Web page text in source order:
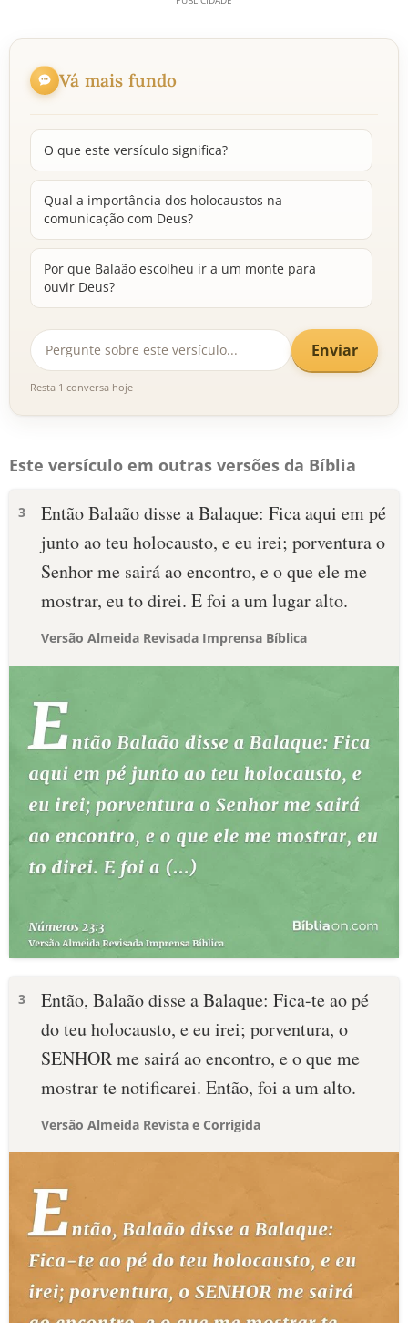
Vá mais fundo
O que este versículo significa?
Qual a importância dos holocaustos na
comunicação com Deus?
Por que Balaão escolheu ir a um monte para
ouvir Deus?
Enviar
Resta 1 conversa hoje
Este versículo em outras versões da Bíblia
3
Então Balaão disse a Balaque: Fica aqui em pé
junto ao teu holocausto, e eu irei; porventura o
Senhor me sairá ao encontro, e o que ele me
mostrar, eu to direi. E foi a um lugar alto.
Versão Almeida Revisada Imprensa Bíblica
3
Então, Balaão disse a Balaque: Fica-te ao pé
do teu holocausto, e eu irei; porventura, o
SENHOR me sairá ao encontro, e o que me
mostrar te notificarei. Então, foi a um alto.
Versão Almeida Revista e Corrigida